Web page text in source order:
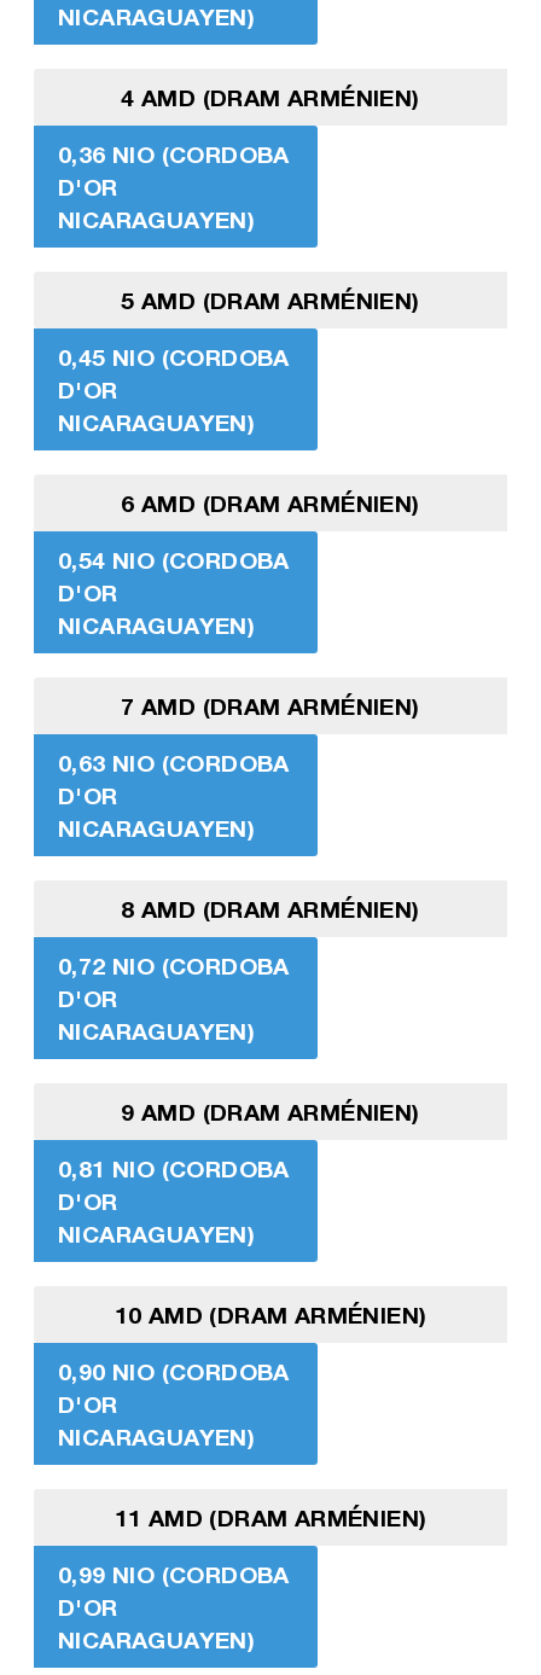
NICARAGUAYEN)
4 AMD (DRAM ARMÉNIEN)
0,36 NIO (CORDOBA
D'OR
NICARAGUAYEN)
5 AMD (DRAM ARMÉNIEN)
0,45 NIO (CORDOBA
D'OR
NICARAGUAYEN)
6 AMD (DRAM ARMÉNIEN)
0,54 NIO (CORDOBA
D'OR
NICARAGUAYEN)
7 AMD (DRAM ARMÉNIEN)
0,63 NIO (CORDOBA
D'OR
NICARAGUAYEN)
8 AMD (DRAM ARMÉNIEN)
0,72 NIO (CORDOBA
D'OR
NICARAGUAYEN)
9 AMD (DRAM ARMÉNIEN)
0,81 NIO (CORDOBA
D'OR
NICARAGUAYEN)
10 AMD (DRAM ARMÉNIEN)
0,90 NIO (CORDOBA
D'OR
NICARAGUAYEN)
11 AMD (DRAM ARMÉNIEN)
0,99 NIO (CORDOBA
D'OR
NICARAGUAYEN)